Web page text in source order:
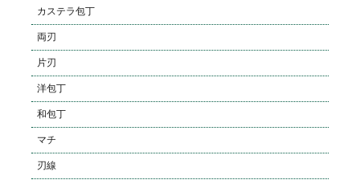
カステラ包丁
両刃
片刃
洋包丁
和包丁
マチ
刃線